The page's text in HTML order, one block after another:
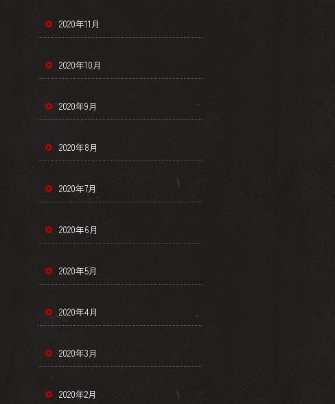
2020年11月
2020年10月
2020年9月
2020年8月
2020年7月
2020年6月
2020年5月
2020年4月
2020年3月
2020年2月